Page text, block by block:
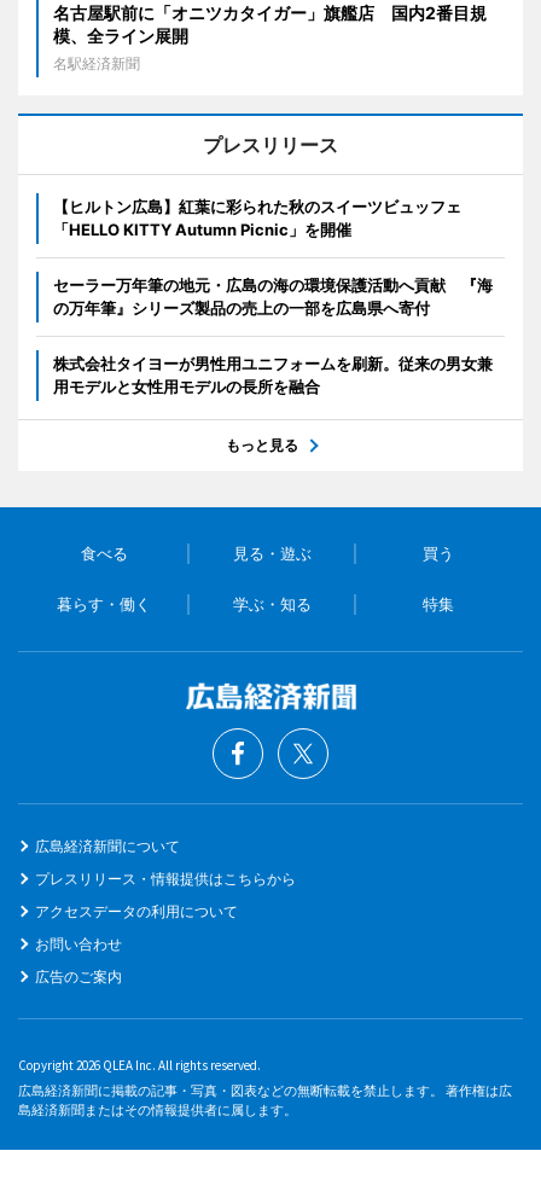
名古屋駅前に「オニツカタイガー」旗艦店 国内2番目規
模、全ライン展開
名駅経済新聞
プレスリリース
【ヒルトン広島】紅葉に彩られた秋のスイーツビュッフェ
「HELLO KITTY Autumn Picnic」を開催
セーラー万年筆の地元・広島の海の環境保護活動へ貢献 『海
の万年筆』シリーズ製品の売上の一部を広島県へ寄付
株式会社タイヨーが男性用ユニフォームを刷新。従来の男女兼
用モデルと女性用モデルの長所を融合
もっと見る
食べる 見る・遊ぶ 買う
暮らす・働く 学ぶ・知る 特集
広島経済新聞について
プレスリリース・情報提供はこちらから
アクセスデータの利用について
お問い合わせ
広告のご案内
Copyright 2026 QLEA Inc. All rights reserved.
広島経済新聞に掲載の記事・写真・図表などの無断転載を禁止します。 著作権は広
島経済新聞またはその情報提供者に属します。